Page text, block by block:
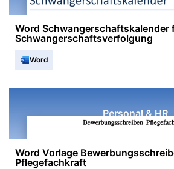
Word Schwangerschaftskalender
Schwangerschaftsverfolgung
Word
Personal & HR
Word Vorlage
Pflegefachkraft